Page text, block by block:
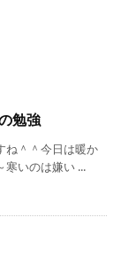
勉強
ね＾＾今日は暖か
寒いのは嫌い ...